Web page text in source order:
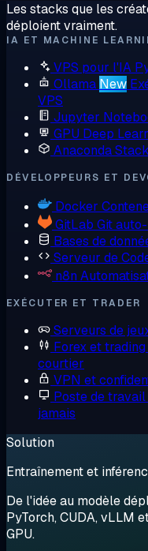
Les stacks que les
déploient vraiment.
IA ET MACHINE
VPS pour l'IA
Ollama New
VPS
Jupyter
GPU Deep
Anaconda
DÉVELOPPEURS ET
Docker
GitLab Git
Bases de
Serveur de
n8n
EXÉCUTER ET TRADER
Serveurs de
Forex et trading
courtier
VPN et
Poste de
jamais
Solution
Entraînement et
De l'idée au modèle
PyTorch, CUDA, vLLM
GPU.